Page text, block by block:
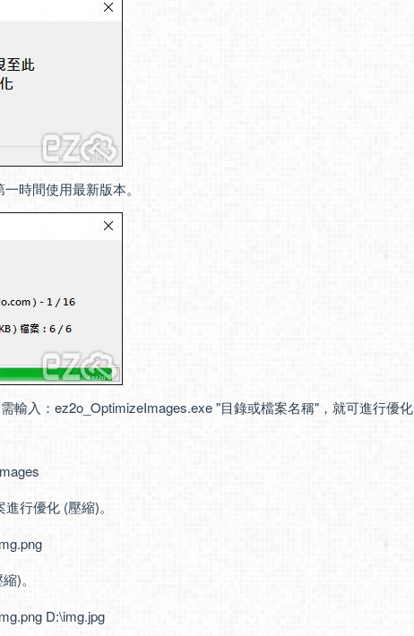
時間使用最新版本。
輸入：ez2o_OptimizeImages.exe "目錄或檔案名稱"，就可進行優化
行優化 (壓縮)。
)。
D:\img.jpg